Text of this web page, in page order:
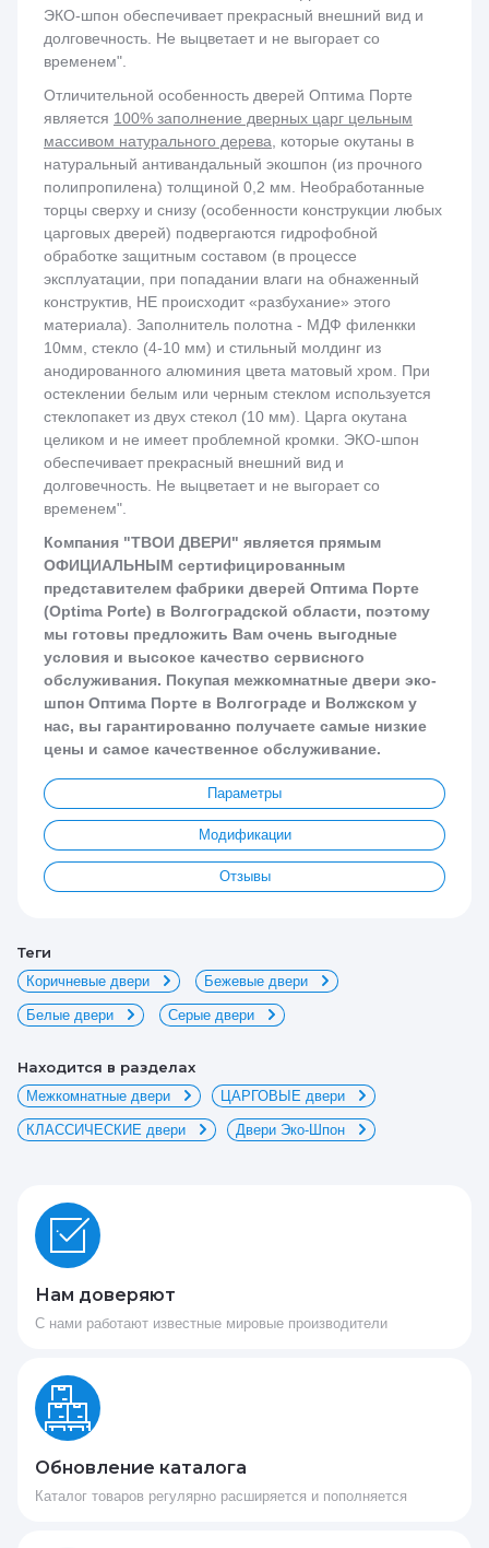
ЭКО-шпон обеспечивает прекрасный внешний вид и
долговечность. Не выцветает и не выгорает со
временем".
Отличительной особенность дверей Оптима Порте
является 100% заполнение дверных царг цельным
массивом натурального дерева , которые окутаны в
натуральный антивандальный экошпон (из прочного
полипропилена) толщиной 0,2 мм. Необработанные
торцы сверху и снизу (особенности конструкции любых
царговых дверей) подвергаются гидрофобной
обработке защитным составом (в процессе
эксплуатации, при попадании влаги на обнаженный
конструктив, НЕ происходит «разбухание» этого
материала). Заполнитель полотна - МДФ филенкки
10мм, стекло (4-10 мм) и стильный молдинг из
анодированного алюминия цвета матовый хром. При
остеклении белым или черным стеклом используется
стеклопакет из двух стекол (10 мм). Царга окутана
целиком и не имеет проблемной кромки. ЭКО-шпон
обеспечивает прекрасный внешний вид и
долговечность. Не выцветает и не выгорает со
временем".
Компания "ТВОИ ДВЕРИ" является прямым
ОФИЦИАЛЬНЫМ сертифицированным
представителем фабрики дверей Оптима Порте
(Optima Porte) в Волгоградской области, поэтому
мы готовы предложить Вам очень выгодные
условия и высокое качество сервисного
обслуживания. Покупая межкомнатные двери эко-
шпон Оптима Порте в Волгограде и Волжском у
нас, вы гарантированно получаете самые низкие
цены и самое качественное обслуживание.
Параметры
Модификации
Отзывы
теги
Коричневые двери Бежевые двери
Белые двери Серые двери
Находится в разделах
Межкомнатные двери ЦАРГОВЫЕ двери
КЛАССИЧЕСКИЕ двери Двери Эко-Шпон
Нам доверяют
С нами работают известные мировые производители
Обновление каталога
Каталог товаров регулярно расширяется и пополняется